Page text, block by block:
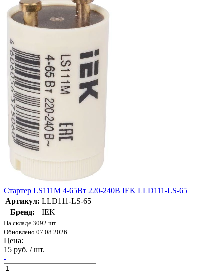
Стартер LS111M 4-65Вт 220-240В IEK LLD111-LS-65
Артикул: LLD111-LS-65
Бренд:
IEK
На складе 3092 шт.
Обновлено 07.08.2026
Цена:
15 руб. / шт.
-